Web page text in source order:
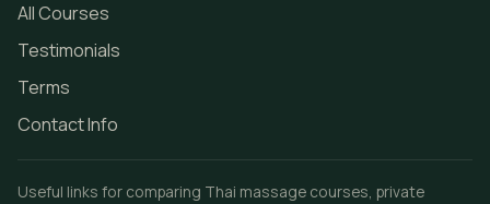
All Courses
Testimonials
Terms
Contact Info
Useful links for comparing Thai massage courses, private